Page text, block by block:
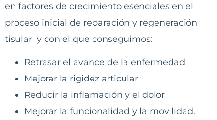
en factores de crecimiento esenciales en el
proceso inicial de reparación y regeneración
tisular y con el que conseguimos:
Retrasar el avance de la enfermedad
Mejorar la rigidez articular
Reducir la inflamación y el dolor
Mejorar la funcionalidad y la movilidad.